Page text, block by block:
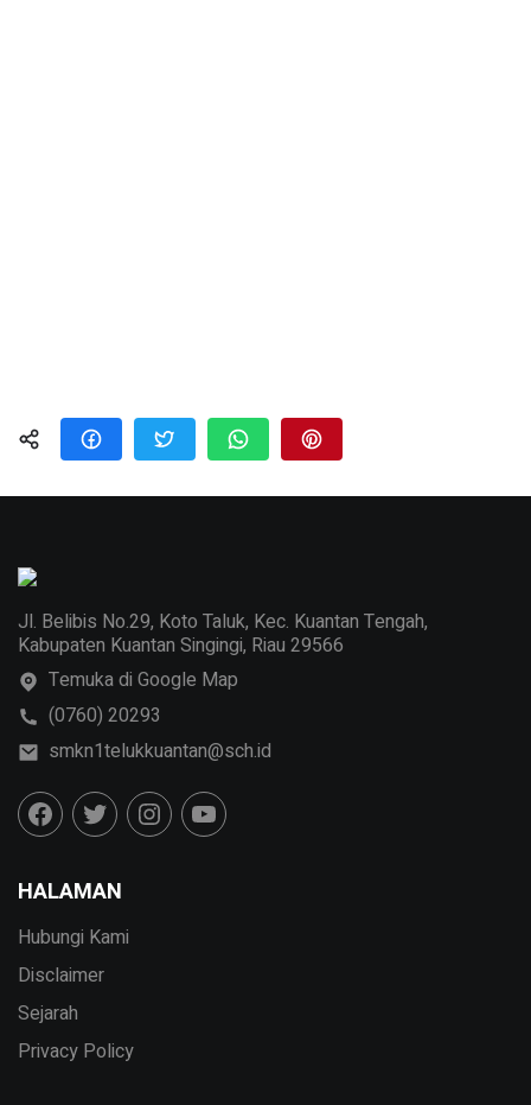
Jl. Belibis No.29, Koto Taluk, Kec. Kuantan Tengah,
Kabupaten Kuantan Singingi, Riau 29566
Temuka di Google Map
(0760) 20293
smkn1telukkuantan@sch.id
HALAMAN
Hubungi Kami
Disclaimer
Sejarah
Privacy Policy